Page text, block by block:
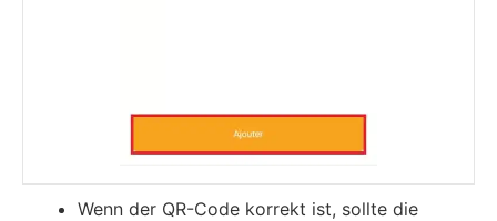
Wenn der QR-Code korrekt ist, sollte die